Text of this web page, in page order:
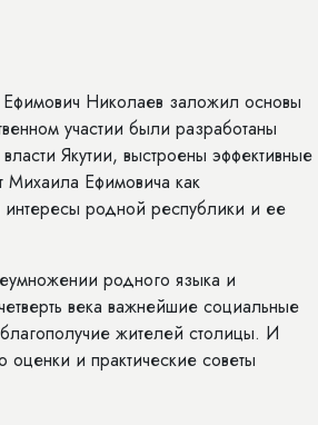
Николаев заложил основы
участии были разработаны
Якутии, выстроены эффективные
Михаила Ефимовича как
родной республики и ее
родного языка и
века важнейшие социальные
жителей столицы. И
и практические советы